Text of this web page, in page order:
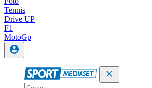
Tennis
Drive UP
F1
MotoGp